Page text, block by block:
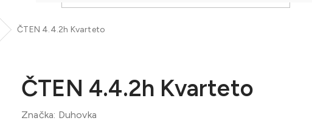
ČTEN 4.4.2h Kvarteto
ČTEN 4.4.2h Kvarteto
Značka: Duhovka